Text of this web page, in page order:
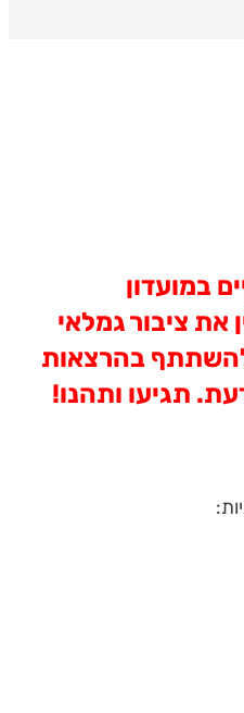
במועדון
את ציבור גמלאי
להשתתף בהרצאות
תגיעו ותהנו!